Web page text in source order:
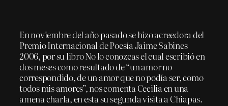
En noviembre del año pasado se hizo acreedora del
Premio Internacional de Poesía Jaime Sabines
2006, por su libro No lo conozcas el cual escribió en
dos meses como resultado de “un amor no
correspondido, de un amor que no podía ser, como
todos mis amores”, nos comenta Cecilia en una
amena charla, en esta su segunda visita a Chiapas.